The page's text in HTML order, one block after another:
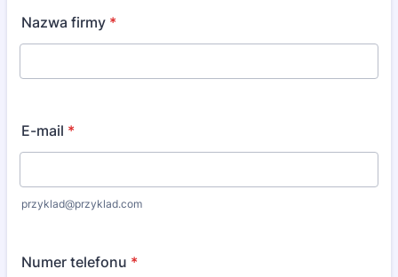
Nazwa firmy *
E-mail *
przyklad@przyklad.com
Numer telefonu *